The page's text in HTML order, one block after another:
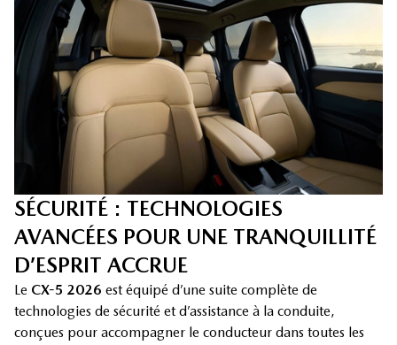
SÉCURITÉ : TECHNOLOGIES
AVANCÉES POUR UNE TRANQUILLITÉ
D’ESPRIT ACCRUE
Le CX-5 2026 est équipé d’une suite complète de
technologies de sécurité et d’assistance à la conduite,
conçues pour accompagner le conducteur dans toutes les